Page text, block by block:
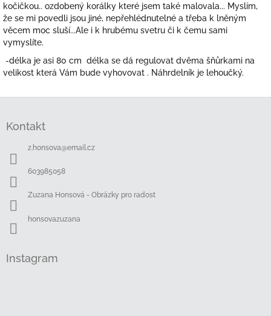
kočičkou.. ozdobený korálky které jsem také malovala... Myslím,
že se mi povedli jsou jiné, nepřehlédnutelné a třeba k lněným
věcem moc sluší...Ale i k hrubému svetru či k čemu sami
vymyslíte.
-délka je asi 80 cm délka se dá regulovat dvěma šňůrkami na
velikost která Vám bude vyhovovat . Náhrdelník je lehoučký.
Kontakt
z.honsova@email.cz
603985058
Zuzana Honsová - Obrázky pro radost
honsovazuzana
Instagram